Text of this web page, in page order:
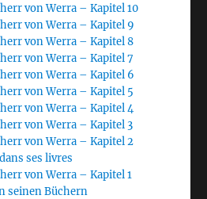
von Werra – Kapitel 10
von Werra – Kapitel 9
von Werra – Kapitel 8
von Werra – Kapitel 7
von Werra – Kapitel 6
von Werra – Kapitel 5
von Werra – Kapitel 4
von Werra – Kapitel 3
von Werra – Kapitel 2
ses livres
von Werra – Kapitel 1
seinen Büchern